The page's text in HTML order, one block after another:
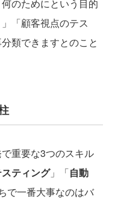
のためにという目的
「顧客視点のテス
類できますとのこと
重要な3つのスキル
ティング」「自動
で一番大事なのはバ